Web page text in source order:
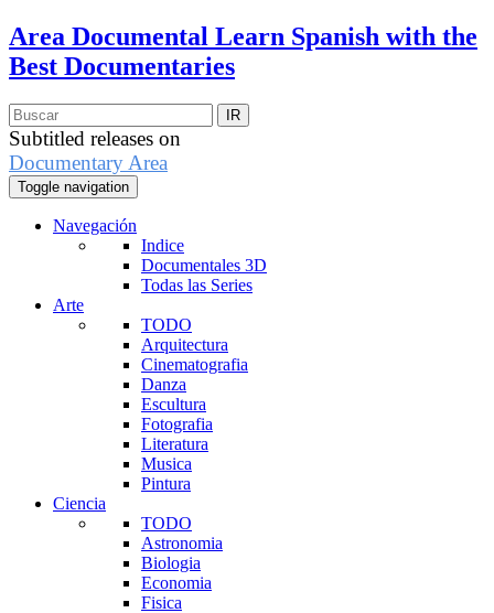
Area Documental Learn Spanish with the
Best Documentaries
Subtitled releases on
Documentary Area
Toggle navigation
Navegación
Indice
Documentales 3D
Todas las Series
Arte
TODO
Arquitectura
Cinematografia
Danza
Escultura
Fotografia
Literatura
Musica
Pintura
Ciencia
TODO
Astronomia
Biologia
Economia
Fisica